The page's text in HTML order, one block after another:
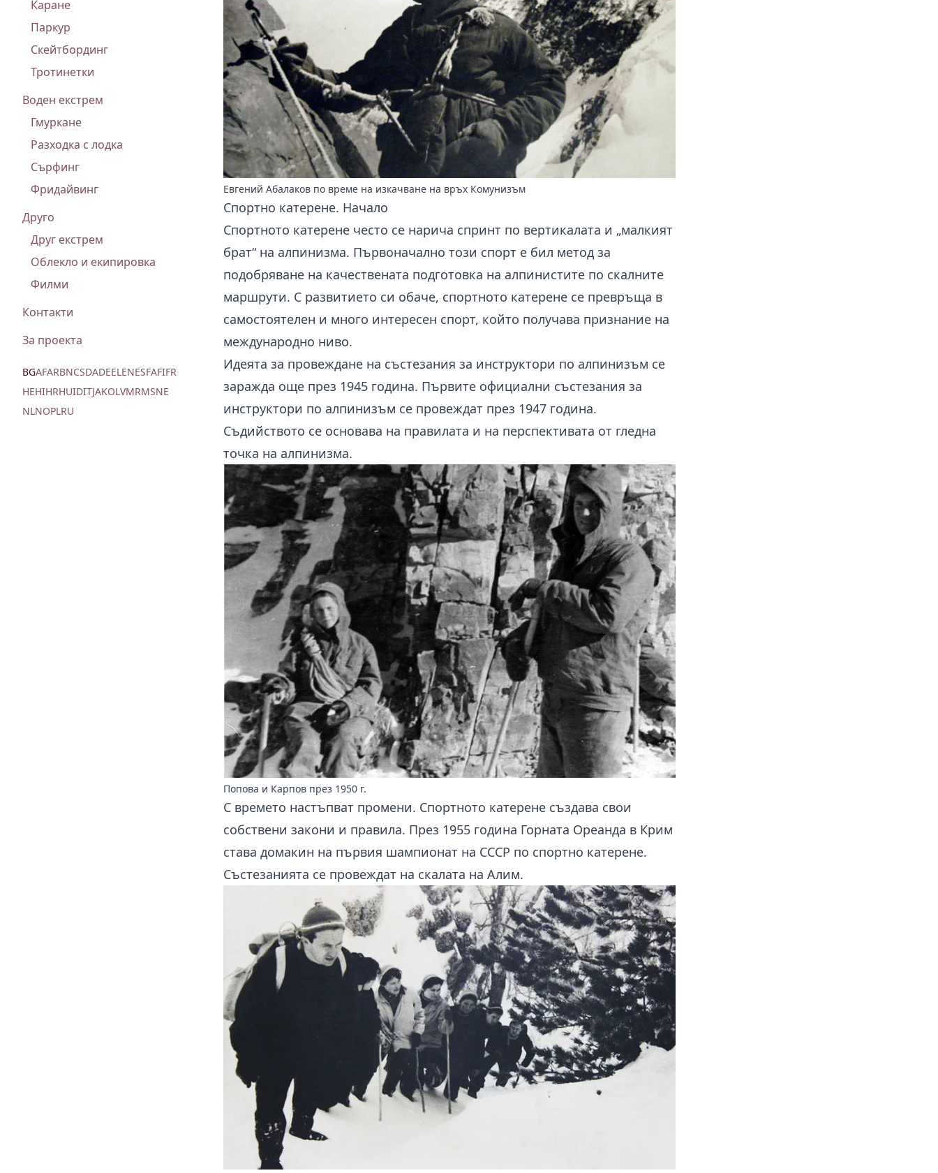
Каране
Паркур
Скейтбординг
Тротинетки
Воден екстрем
Гмуркане
Разходка с лодка
Сърфинг
Фридайвинг
Друго
Друг екстрем
Облекло и екипировка
Филми
Контакти
За проекта
BGAFARBNCSDADEELENESFAFIFR
HEHIHRHUIDITJAKOLVMRMSNE
NLNOPLRU
Евгений Абалаков по време на изкачване на връх Комунизъм
Спортно катерене. Начало
Спортното катерене често се нарича спринт по вертикалата и „малкият
брат“ на алпинизма. Първоначално този спорт е бил метод за
подобряване на качествената подготовка на алпинистите по скалните
маршрути. С развитието си обаче, спортното катерене се превръща в
самостоятелен и много интересен спорт, който получава признание на
международно ниво.
Идеята за провеждане на състезания за инструктори по алпинизъм се
заражда още през 1945 година. Първите официални състезания за
инструктори по алпинизъм се провеждат през 1947 година.
Съдийството се основава на правилата и на перспективата от гледна
точка на алпинизма.
Попова и Карпов през 1950 г.
С времето настъпват промени. Спортното катерене създава свои
собствени закони и правила. През 1955 година Горната Ореанда в Крим
става домакин на първия шампионат на СССР по спортно катерене.
Състезанията се провеждат на скалата на Алим.